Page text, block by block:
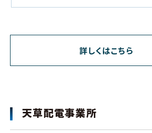
詳しくはこちら
天草配電事業所